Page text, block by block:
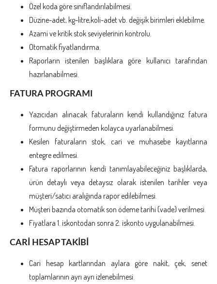
Özel koda göre sınıflandırılabilmesi.
Düzine-adet, kg-litre,koli-adet vb. değişik birimleri eklebilme.
Azami ve kritik stok seviyelerinin kontrolu.
Otomatik fiyatlandırma.
Raporların istenilen başlıklara göre kullanıcı tarafından
hazırlanabilmesi.
FATURA PROGRAMI
Yazıcıdan alınacak faturaların kendi kullandığınız fatura
formunu değiştirmeden kolayca uyarlanabilmesi.
Kesilen faturaların stok, cari ve muhasebe kayıtlarına
entegre edilmesi.
Fatura raporlarının kendi tanımlayabileceğiniz başlıklarda,
ürün detaylı veya detaysız olarak istenilen tarihler veya
müşteri/satıcı aralığında rapor edilebilmesi.
Müşteri bazında otomatik son ödeme tarihi (vade) verilmesi.
Fiyatlara 1. iskontodan sonra 2. iskonto uygulanabilmesi.
CARİ HESAP TAKİBİ
Cari hesap kartlarından aylara göre nakit, çek, senet
toplamlarının ayrı ayrı izlenebilmesi.